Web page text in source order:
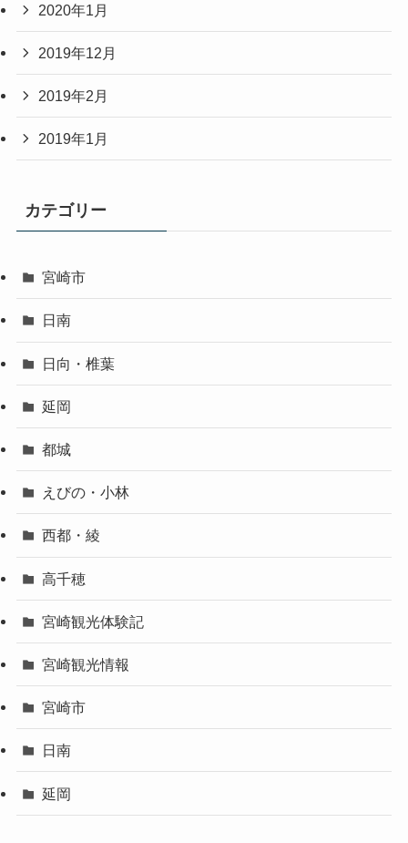
2020年1月
2019年12月
2019年2月
2019年1月
カテゴリー
宮崎市
日南
日向・椎葉
延岡
都城
えびの・小林
西都・綾
高千穂
宮崎観光体験記
宮崎観光情報
宮崎市
日南
延岡